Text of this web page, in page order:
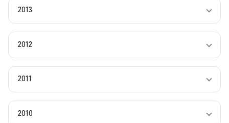
2013
2012
2011
2010